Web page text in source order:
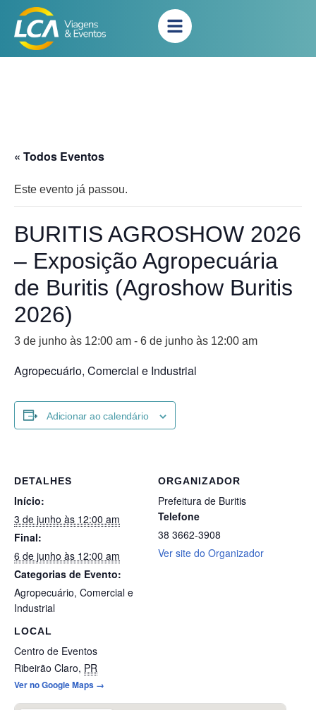
« Todos Eventos
Este evento já passou.
BURITIS AGROSHOW 2026
– Exposição Agropecuária
de Buritis (Agroshow Buritis
2026)
3 de junho às 12:00 am - 6 de junho às 12:00 am
Agropecuário, Comercial e Industrial
Adicionar ao calendário
DETALHES
Início:
3 de junho às 12:00 am
Final:
6 de junho às 12:00 am
Categorias de Evento:
Agropecuário, Comercial e
Industrial
LOCAL
Centro de Eventos
Ribeirão Claro, PR
Ver no Google Maps →
ORGANIZADOR
Prefeitura de Buritis
Telefone
38 3662-3908
Ver site do Organizador